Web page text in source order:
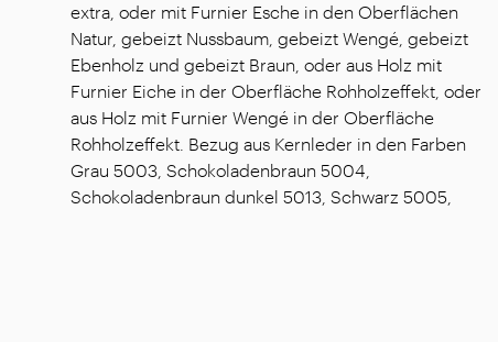
extra, oder mit Furnier Esche in den Oberflächen
Natur, gebeizt Nussbaum, gebeizt Wengé, gebeizt
Ebenholz und gebeizt Braun, oder aus Holz mit
Furnier Eiche in der Oberfläche Rohholzeffekt, oder
aus Holz mit Furnier Wengé in der Oberfläche
Rohholzeffekt. Bezug aus Kernleder in den Farben
Grau 5003, Schokoladenbraun 5004,
Schokoladenbraun dunkel 5013, Schwarz 5005,